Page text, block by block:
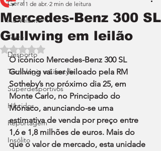
Geral
Ao Volante
Teste
Desporto
Tecnologia e Lifestyle
Superdesportivos
Híbridos
Reportagem
Insólito
Mercedes-Benz 300 SL
Gullwing em leilão
11 de abr. 2 min de leitura
Avaliado com NaN de 5 estrelas.
O icónico Mercedes-Benz 300 SL
Gullwing vai ser leiloado pela RM
Sotheby’s no próximo dia 25, em
Monte Carlo, no Principado do
Mónaco, anunciando-se uma
estimativa de venda por preço entre
1,6 e 1,8 milhões de euros. Mais do
que o valor de mercado, esta unidade